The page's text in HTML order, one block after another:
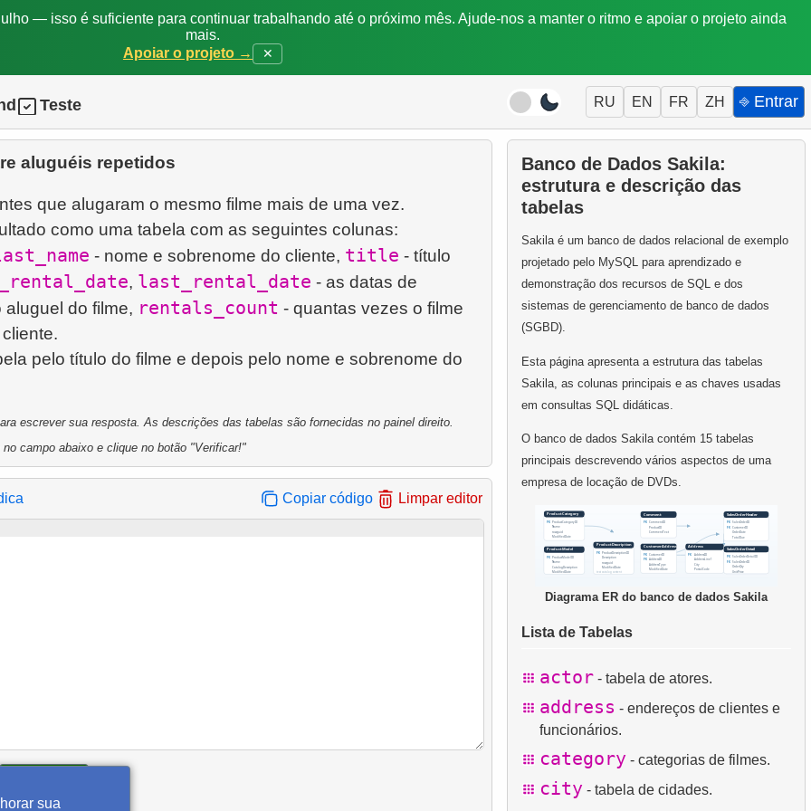
— isso é suficiente para continuar trabalhando até o próximo mês. Ajude-nos a manter o ritmo e apoiar o projeto ainda
mais.
Apoiar o projeto →
✕
Teste RU EN FR ZH ⎆ Entrar
aluguéis repetidos
que alugaram o mesmo filme mais de uma vez.
como uma tabela com as seguintes colunas:
- nome e sobrenome do cliente, title - título
, last_rental_date - as datas de
aluguel do filme, rentals_count - quantas vezes o filme
pelo título do filme e depois pelo nome e sobrenome do
escrever sua resposta. As descrições das tabelas são fornecidas no painel direito.
campo abaixo e clique no botão "Verificar!"
Copiar código Limpar editor
Banco de Dados Sakila:
estrutura e descrição das
tabelas
Sakila é um banco de dados relacional de exemplo
projetado pelo MySQL para aprendizado e
demonstração dos recursos de SQL e dos
sistemas de gerenciamento de banco de dados
(SGBD).
Esta página apresenta a estrutura das tabelas
Sakila, as colunas principais e as chaves usadas
em consultas SQL didáticas.
O banco de dados Sakila contém 15 tabelas
principais descrevendo vários aspectos de uma
empresa de locação de DVDs.
Diagrama ER do banco de dados Sakila
Lista de Tabelas
actor - tabela de atores.
address - endereços de clientes e
funcionários.
category - categorias de filmes.
city - tabela de cidades.
sua